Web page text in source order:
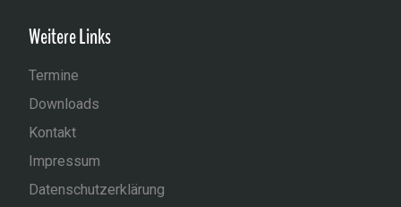
Weitere Links
Termine
Downloads
Kontakt
Impressum
Datenschutzerklärung